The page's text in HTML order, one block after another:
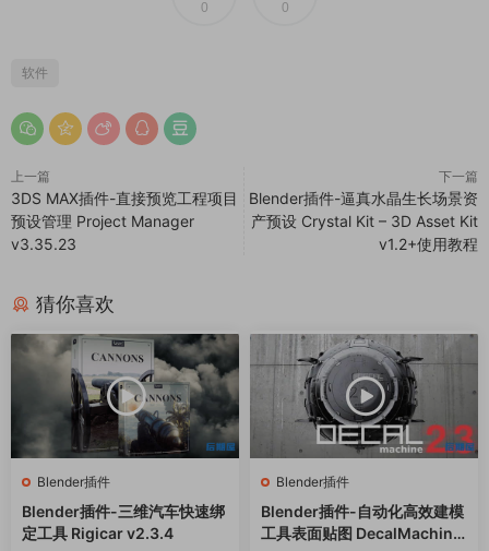
0 0
软件
上一篇
3DS MAX插件-直接预览工程项目
预设管理 Project Manager
v3.35.23
下一篇
Blender插件-逼真水晶生长场景资
产预设 Crystal Kit – 3D Asset Kit
v1.2+使用教程
猜你喜欢
Blender插件
Blender插件-三维汽车快速绑
定工具 Rigicar v2.3.4
Blender插件
Blender插件-自动化高效建模
工具表面贴图 DecalMachine